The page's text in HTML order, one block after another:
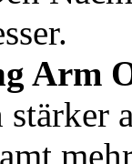
Arm
stärker